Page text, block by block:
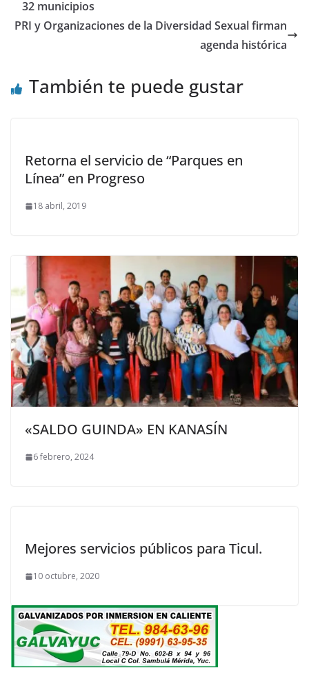
32 municipios
PRI y Organizaciones de la Diversidad Sexual firman
agenda histórica
También te puede gustar
Retorna el servicio de “Parques en
Línea” en Progreso
18 abril, 2019
«SALDO GUINDA» EN KANASÍN
6 febrero, 2024
Mejores servicios públicos para Ticul.
10 octubre, 2020